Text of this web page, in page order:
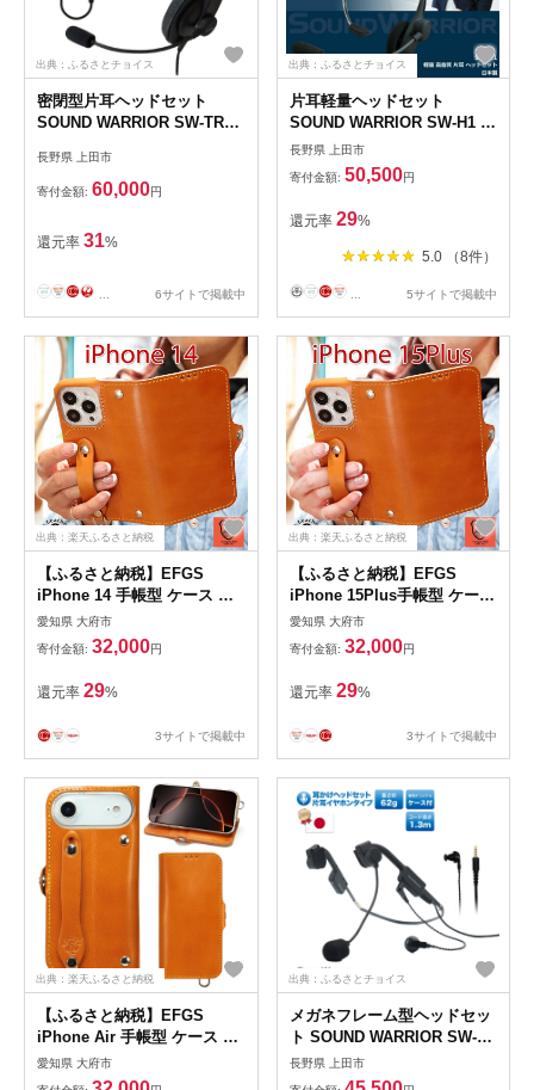
出典：ふるさとチョイス
密閉型片耳ヘッドセット
SOUND WARRIOR SW-TR1
周辺機器 オーディオ周辺機器
PC テレワーク 在宅ワーク リ
【 上田市 】 [№5312-0189]
長野県 上田市
寄付金額: 60,000円
還元率 31%
6サイトで掲載中
出典：ふるさとチョイス
片耳軽量ヘッドセット
SOUND WARRIOR SW-H1 イ
ヤホン マイク ヘッドホン 周
辺機器 オーディオ周辺機器
PC テレワーク 在宅ワーク リ
モート 城下工業 信州 長野
【 上田市 】 [№5312-0187]
長野県 上田市
寄付金額: 50,500円
還元率 29%
5.0 （8件）
5サイトで掲載中
出典：楽天ふるさと納税
【ふるさと納税】EFGS
iPhone 14 手帳型 ケース 栃
木キャメル 【左開き】 TPU
スタンド カード入れ ベルト
付き 栃木レザー 本革 リッキ
愛知県 大府市
寄付金額: 32,000円
還元率 29%
3サイトで掲載中
出典：楽天ふるさと納税
【ふるさと納税】EFGS
iPhone 15Plus手帳型 ケース
栃木キャメル 【右開き】
TPU スタンド カード入れ ベ
ルト付き 栃木レザー 本革 リ
ッキーズ | 雑貨 日用品 人気
おすすめ 送料無料
愛知県 大府市
寄付金額: 32,000円
還元率 29%
3サイトで掲載中
出典：楽天ふるさと納税
【ふるさと納税】EFGS
iPhone Air 手帳型 ケース 栃
木キャメル 【左開き】 TPU
スタンド カード入れ ベルト
愛知県 大府市
出典：ふるさとチョイス
メガネフレーム型ヘッドセッ
ト SOUND WARRIOR SW-
HW1 片耳イヤホンタイプ 日
本製 国産 イヤホン マイク 周
長野県 上田市